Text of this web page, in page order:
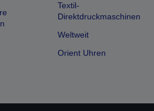
Textil-
Direktdruckmaschinen
Weltweit
Orient Uhren